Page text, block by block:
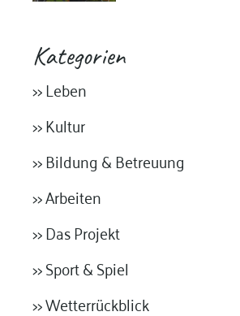
Kategorien
>> Leben
>> Kultur
>> Bildung & Betreuung
>> Arbeiten
>> Das Projekt
>> Sport & Spiel
>> Wetterrückblick